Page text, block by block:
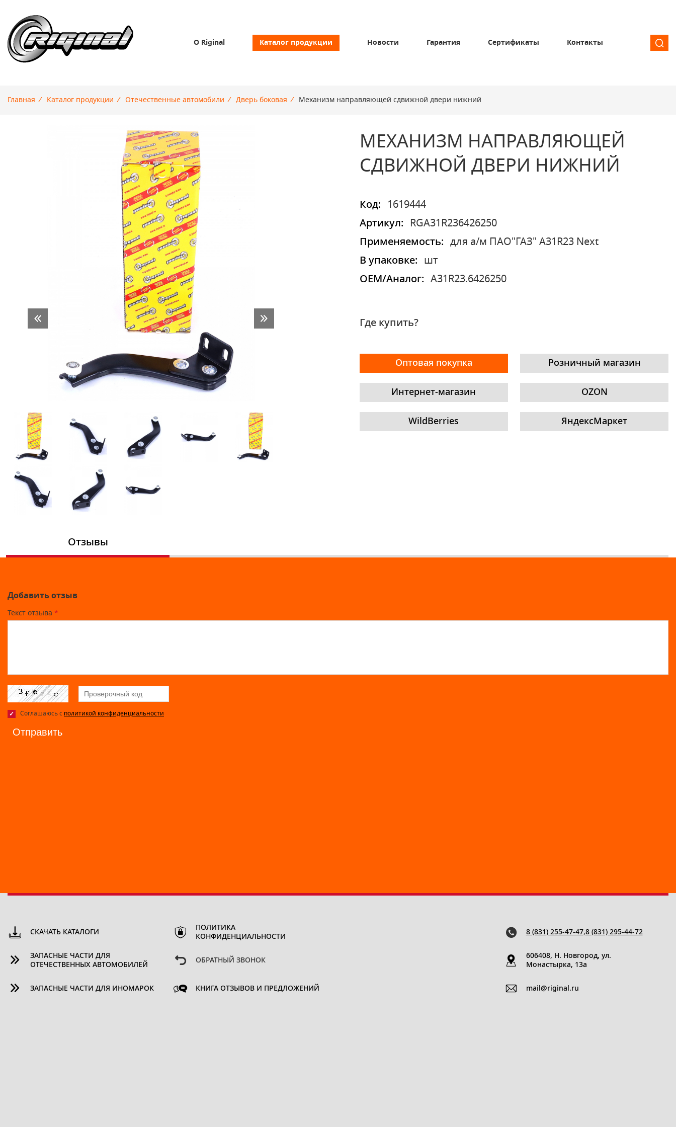
О Riginal Каталог продукции Новости Гарантия Сертификаты Контакты
Главная / Каталог продукции / Отечественные автомобили / Дверь боковая / Механизм направляющей сдвижной двери нижний
МЕХАНИЗМ НАПРАВЛЯЮЩЕЙ
СДВИЖНОЙ ДВЕРИ НИЖНИЙ
Код:
1619444
Артикул:
RGA31R236426250
Применяемость:
для а/м ПАО"ГАЗ" A31R23 Next
В упаковке:
шт
OEM/Аналог:
A31R23.6426250
Где купить?
Оптовая покупка Розничный магазин
Интернет-магазин OZON
WildBerries ЯндексМаркет
Отзывы
Добавить отзыв
Текст отзыва *
Соглашаюсь с политикой конфиденциальности
Отправить
СКАЧАТЬ КАТАЛОГИ
ЗАПАСНЫЕ ЧАСТИ ДЛЯ
ОТЕЧЕСТВЕННЫХ АВТОМОБИЛЕЙ
ЗАПАСНЫЕ ЧАСТИ ДЛЯ ИНОМАРОК
ПОЛИТИКА
КОНФИДЕНЦИАЛЬНОСТИ
ОБРАТНЫЙ ЗВОНОК
КНИГА ОТЗЫВОВ И ПРЕДЛОЖЕНИЙ
8 (831) 255-47-47,8 (831) 295-44-72
606408, Н. Новгород, ул.
Монастырка, 13a
mail@riginal.ru